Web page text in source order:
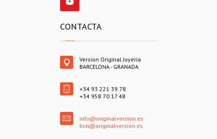
CONTACTA
Version Original Joyeria
BARCELONA - GRANADA
+34 93 221 39 78
+34 958 70 17 48
info@originalversion.es
bcn@originalversion.es